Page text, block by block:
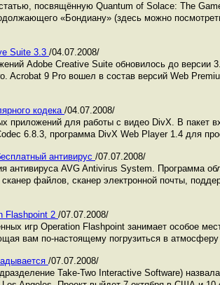
посвящённую Quantum of Solace: The
«Бондиану» (здесь можно
Suite 3.3 /04.07.2008/
Adobe Creative Suite обновилось до версии
Acrobat 9 Pro вошел в состав версий Web
кодека /04.07.2008/
приложений для работы с видео DivX. В пакет
6.8.3, программа DivX Web Player 1.4 для
антивирус /07.07.2008/
антивируса AVG Antivirus System. Программа
файлов, сканер электронной почты,
Flashpoint 2 /07.07.2008/
игр Operation Flashpoint занимает особое
вам по-настоящему погрузиться в
/07.07.2008/
Take-Two Interactive Software)